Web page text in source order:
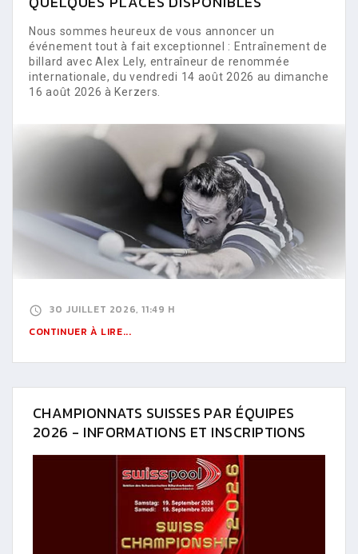
Nous sommes heureux de vous annoncer un
événement tout à fait exceptionnel : Entraînement de
billard avec Alex Lely, entraîneur de renommée
internationale, du vendredi 14 août 2026 au dimanche
16 août 2026 à Kerzers.
30 JUILLET 2026, 11:49 H
CONTINUER À LIRE...
CHAMPIONNATS SUISSES PAR ÉQUIPES
2026 - INFORMATIONS ET INSCRIPTIONS